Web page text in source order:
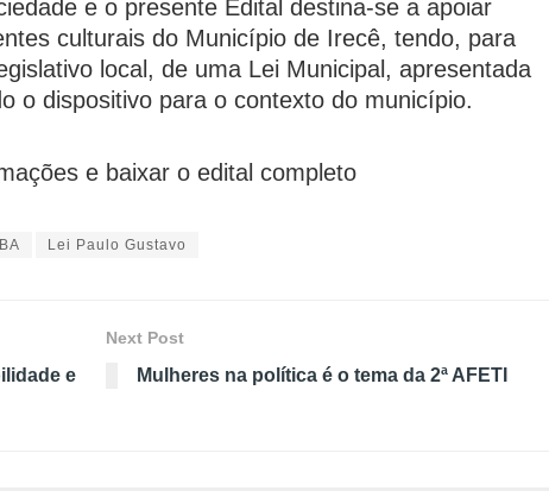
e o presente Edital destina-se a apoiar
culturais do Município de Irecê, tendo, para
local, de uma Lei Municipal, apresentada
o dispositivo para o contexto do município.
e baixar o edital completo
Lei Paulo Gustavo
e
Next Post
Mulheres na política é o tema da 2ª AFETI